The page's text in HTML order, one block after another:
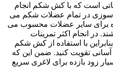
است که با کش شکم انجام
در تمام عضلات شکم می
برای سایر عضلات محسوب می
در انجام اکثر تمرینات
با استفاده از کش شکم
تقویت کنید. ضمن این که
زود بازده برای لاغری سریع